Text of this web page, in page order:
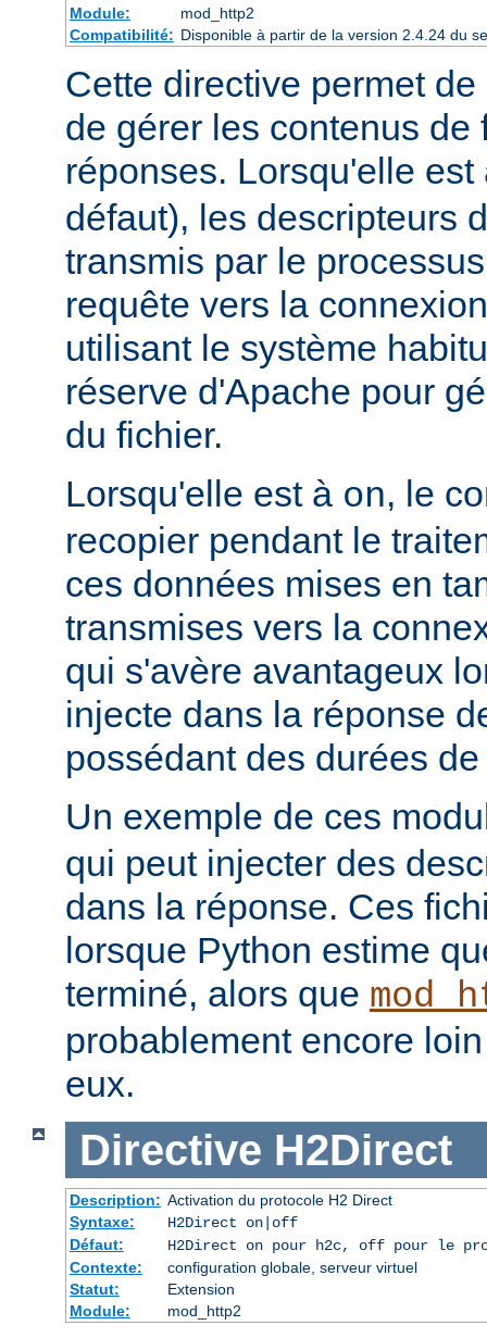
Module:
mod_http2
Compatibilité: Disponible à partir de la version 2.4.24 du
Cette directive permet
de gérer les contenus de
réponses. Lorsqu'elle
défaut), les descripteurs
transmis par le
requête vers la
utilisant le système
réserve d'Apache pour
du fichier.
Lorsqu'elle est à on, le
recopier pendant le
ces données mises en
transmises vers la
qui s'avère avantageux
injecte dans la réponse
possédant des durées
Un exemple de ces
qui peut injecter des
dans la réponse. Ces
lorsque Python estime
terminé, alors que
probablement encore
eux.
Directive H2Direct
Description: Activation du protocole H2 Direct
Syntaxe:
H2Direct on|off
Défaut:
H2Direct on pour h2c, off pour le
Contexte:
configuration globale, serveur virtuel
Statut:
Extension
Module:
mod_http2